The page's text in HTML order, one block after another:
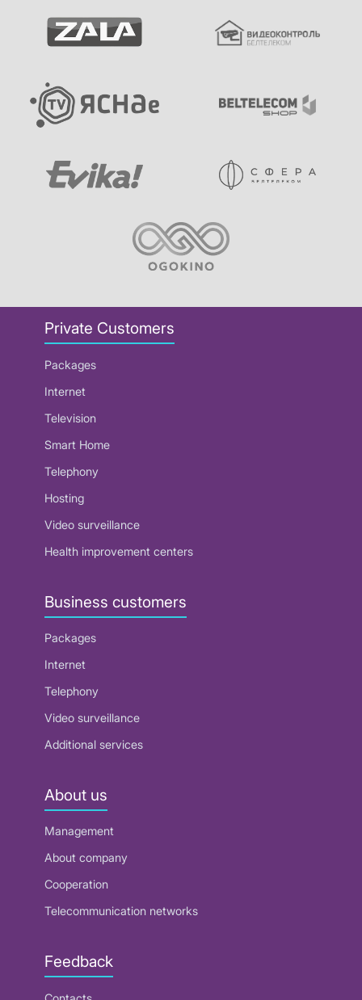
Private Customers
Packages
Internet
Television
Smart Home
Telephony
Hosting
Video surveillance
Health improvement centers
Business customers
Packages
Internet
Telephony
Video surveillance
Additional services
About us
Management
About company
Cooperation
Telecommunication networks
Feedback